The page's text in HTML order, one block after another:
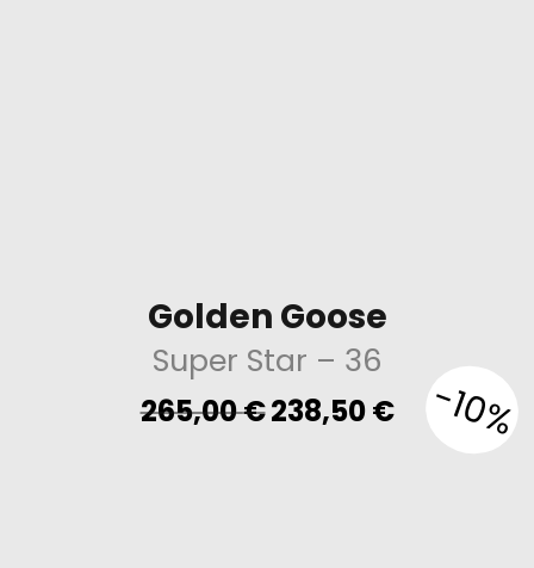
Golden Goose
Super Star – 36
265,00€ Original
price
238,50€Current-10%